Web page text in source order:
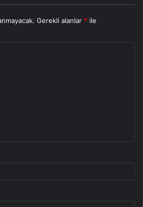
Gerekli alanlar * ile